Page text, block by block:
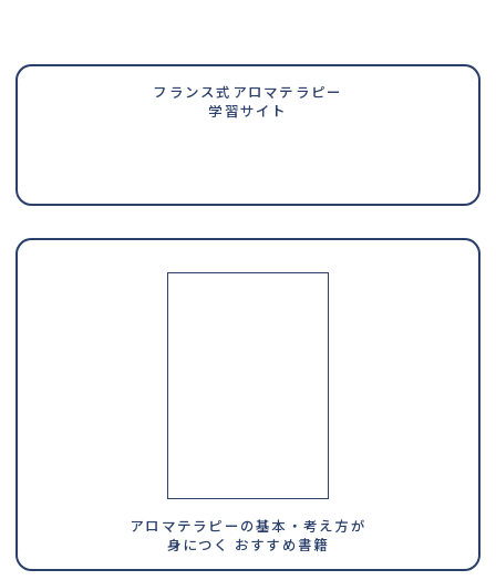
フランス式アロマテラピー
学習サイト
アロマテラピーの基本・考え方が
身につく おすすめ書籍